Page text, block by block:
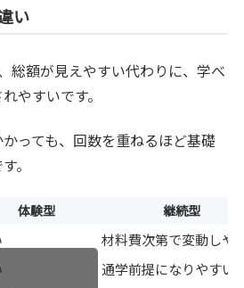
い
総額が見えやすい代わりに、学べ
やすいです。
っても、回数を重ねるほど基礎
。
体験型 継続型
材料費次第で変動しや
通学前提になりやすい